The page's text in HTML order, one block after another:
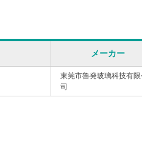
メーカー
東莞市魯発玻璃科技有
司